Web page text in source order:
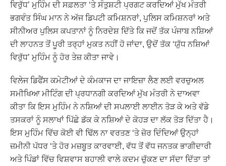
ਵਿਰੁੱਧ’ ਮੁਹਿੰਮ ਦੀ ਸਫ਼ਲਤਾ ‘ਤੇ ਸੰਤੁਸ਼ਟੀ ਪ੍ਰਗਟ ਕਰਦਿਆਂ ਮੁੱਖ ਮੰਤਰੀ
ਭਗਵੰਤ ਸਿੰਘ ਮਾਨ ਨੇ ਅੱਜ ਡਿਪਟੀ ਕਮਿਸ਼ਨਰਾਂ, ਪੁਲਿਸ ਕਮਿਸ਼ਨਰਾਂ ਅਤੇ
ਸੀਨੀਅਰ ਪੁਲਿਸ ਕਪਤਾਨਾਂ ਨੂੰ ਨਿਰਦੇਸ਼ ਦਿੱਤੇ ਕਿ ਜਦੋਂ ਤੱਕ ਪੰਜਾਬ ਨਸ਼ਿਆਂ
ਦੀ ਲਾਹਨਤ ਤੋਂ ਪੂਰੀ ਤਰ੍ਹਾਂ ਮੁਕਤ ਨਹੀਂ ਹੋ ਜਾਂਦਾ, ਉਦੋਂ ਤੱਕ ‘ਯੁੱਧ ਨਸ਼ਿਆਂ
ਵਿਰੁੱਧ’ ਮੁਹਿੰਮ ਨੂੰ ਹੋਰ ਤੇਜ਼ ਕੀਤਾ ਜਾਵੇ।
ਵਿਲੇਜ ਡਿਫੈਂਸ ਕਮੇਟੀਆਂ ਦੇ ਕੰਮਕਾਜ ਦਾ ਜਾਇਜ਼ਾ ਲੈਣ ਲਈ ਵਰਚੁਅਲ
ਸਮੀਖਿਆ ਮੀਟਿੰਗ ਦੀ ਪ੍ਰਧਾਨਗੀ ਕਰਦਿਆਂ ਮੁੱਖ ਮੰਤਰੀ ਨੇ ਦਾਅਵਾ
ਕੀਤਾ ਕਿ ਇਸ ਮੁਹਿੰਮ ਨੇ ਨਸ਼ਿਆਂ ਦੀ ਸਪਲਾਈ ਲਾਈਨ ਤੋੜ ਕੇ ਅਤੇ ਵੱਡੇ
ਤਸਕਰਾਂ ਨੂੰ ਸਲਾਖਾਂ ਪਿੱਛੇ ਡੱਕ ਕੇ ਨਸ਼ਿਆਂ ਦੇ ਕੋਹੜ ਦਾ ਲੱਕ ਤੋੜ ਦਿੱਤਾ ਹੈ।
ਇਸ ਮੁਹਿੰਮ ਵਿੱਚ ਕੋਈ ਵੀ ਢਿੱਲ ਨਾ ਵਰਤਣ ‘ਤੇ ਜ਼ੋਰ ਦਿੰਦਿਆਂ ਉਨ੍ਹਾਂ
ਜ਼ਮੀਨੀ ਪੱਧਰ ‘ਤੇ ਹੋਰ ਮਜ਼ਬੂਤ ​​ਕਾਰਵਾਈ, ਵੱਧ ਤੋਂ ਵੱਧ ਜਨਤਕ ਭਾਗੀਦਾਰੀ
ਅਤੇ ਪਿੰਡਾਂ ਵਿੱਚ ਵਿਸ਼ਵਾਸ ਬਹਾਲੀ ਵਾਲੇ ਕਦਮ ਚੁੱਕਣ ਦਾ ਸੱਦਾ ਦਿੱਤਾ ਤਾਂ